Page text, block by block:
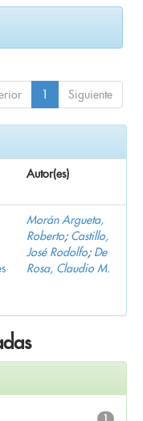
1 Siguiente
Autor(es)
Morán Argueta,
Roberto; Castillo,
José Rodolfo; De
Rosa, Claudio M.
1